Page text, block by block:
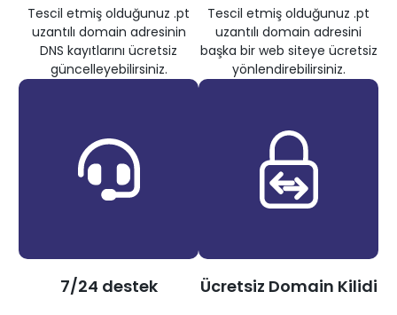
Tescil etmiş olduğunuz .pt
uzantılı domain adresinin
DNS kayıtlarını ücretsiz
güncelleyebilirsiniz.
Tescil etmiş olduğunuz .pt
uzantılı domain adresini
başka bir web siteye ücretsiz
yönlendirebilirsiniz.
7/24 destek Ücretsiz Domain Kilidi